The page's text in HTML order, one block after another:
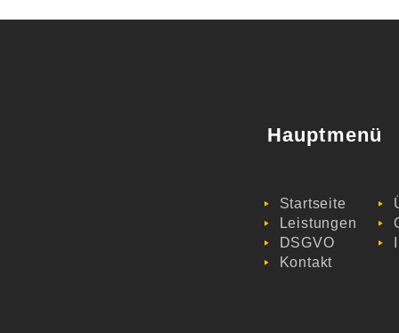
Hauptmenü
Startseite
Leistungen
DSGVO
Kontakt